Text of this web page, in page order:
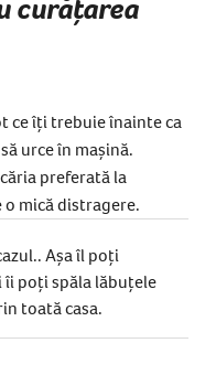
ce îți trebuie înainte ca
urce în mașină.
preferată la
o mică distragere.
Așa îl poți
îi poți spăla lăbuțele
toată casa.